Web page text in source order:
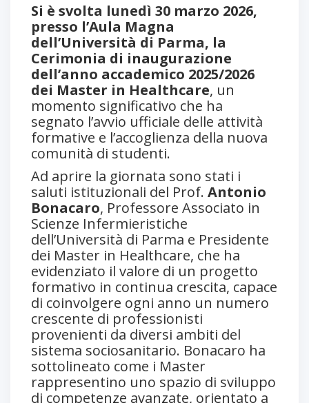
Si è svolta lunedì 30 marzo 2026,
presso l’Aula Magna
dell’Università di Parma, la
Cerimonia di inaugurazione
dell’anno accademico 2025/2026
dei Master in Healthcare, un
momento significativo che ha
segnato l’avvio ufficiale delle attività
formative e l’accoglienza della nuova
comunità di studenti.
Ad aprire la giornata sono stati i
saluti istituzionali del Prof. Antonio
Bonacaro, Professore Associato in
Scienze Infermieristiche
dell’Università di Parma e Presidente
dei Master in Healthcare, che ha
evidenziato il valore di un progetto
formativo in continua crescita, capace
di coinvolgere ogni anno un numero
crescente di professionisti
provenienti da diversi ambiti del
sistema sociosanitario. Bonacaro ha
sottolineato come i Master
rappresentino uno spazio di sviluppo
di competenze avanzate, orientato a